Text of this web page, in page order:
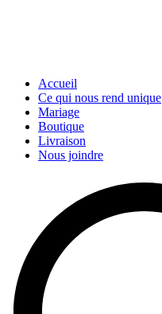
Accueil
Ce qui nous rend unique
Mariage
Boutique
Livraison
Nous joindre